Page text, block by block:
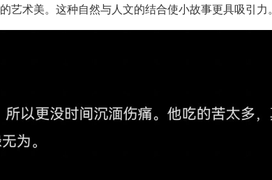
艺术美。这种自然与人文的结合使小故事更具吸引力。